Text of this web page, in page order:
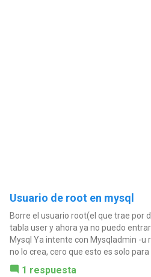
Usuario de root en mysql
Borre el usuario root(el que trae por
tabla user y ahora ya no puedo
Mysql Ya intente con Mysqladmin -u
no lo crea, cero que esto es solo para
1 respuesta